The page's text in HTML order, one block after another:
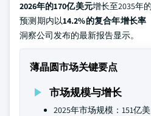
2026年的170亿美元增长至2035年
预测期内以14.2%的复合年增长率
洞察公司发布的最新报告显示。
薄晶圆市场关键要点
市场规模与增长
2025年市场规模：151亿